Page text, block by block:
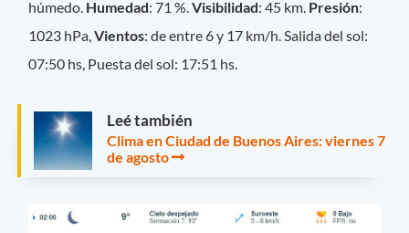
húmedo. Humedad: 71 %.Visibilidad: 45 km. Presión:
1023 hPa,Vientos: de entre 6 y 17 km/h. Salida del sol:
07:50 hs, Puesta del sol: 17:51 hs.
Leé también
Clima en Ciudad de Buenos Aires: viernes 7
de agosto